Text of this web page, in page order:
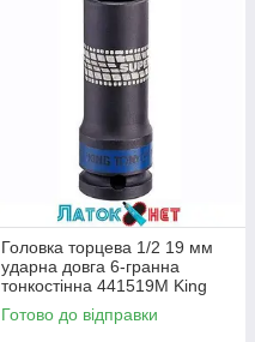
Головка торцева 1/2 19 мм
ударна довга 6-гранна
тонкостінна 441519M King
Tony
Готово до відправки